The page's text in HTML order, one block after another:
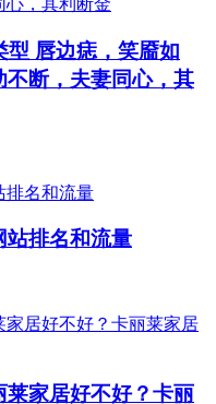
型 唇边痣，笑靥如
断，夫妻同心，其
站排名和流量
家居好不好？卡丽